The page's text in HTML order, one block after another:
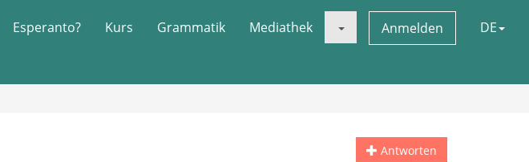
Esperanto? Kurs Grammatik Mediathek Anmelden DE
Antworten